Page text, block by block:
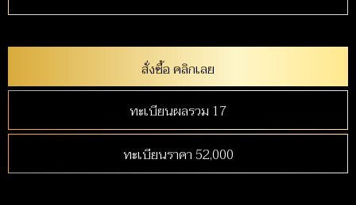
สั่งซื้อ คลิกเลย
ทะเบียนผลรวม 17
ทะเบียนราคา 52,000